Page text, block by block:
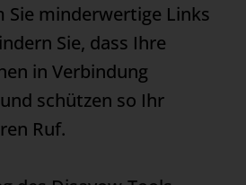
Sie minderwertige Links
Sie, dass Ihre
in Verbindung
schützen so Ihr
Ruf.